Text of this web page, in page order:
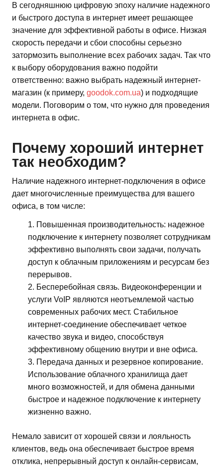
В сегодняшнюю цифровую эпоху наличие надежного
и быстрого доступа в интернет имеет решающее
значение для эффективной работы в офисе. Низкая
скорость передачи и сбои способны серьезно
затормозить выполнение всех рабочих задач. Так что
к выбору оборудования важно подойти
ответственно: важно выбрать надежный интернет-
магазин (к примеру, goodok.com.ua) и подходящие
модели. Поговорим о том, что нужно для проведения
интернета в офис.
Почему хороший интернет
так необходим?
Наличие надежного интернет-подключения в офисе
дает многочисленные преимущества для вашего
офиса, в том числе:
Повышенная производительность: надежное
подключение к интернету позволяет сотрудникам
эффективно выполнять свои задачи, получать
доступ к облачным приложениям и ресурсам без
перерывов.
Бесперебойная связь. Видеоконференции и
услуги VoIP являются неотъемлемой частью
современных рабочих мест. Стабильное
интернет-соединение обеспечивает четкое
качество звука и видео, способствуя
эффективному общению внутри и вне офиса.
Передача данных и резервное копирование.
Использование облачного хранилища дает
много возможностей, и для обмена данными
быстрое и надежное подключение к интернету
жизненно важно.
Немало зависит от хорошей связи и лояльность
клиентов, ведь она обеспечивает быстрое время
отклика, непрерывный доступ к онлайн-сервисам,